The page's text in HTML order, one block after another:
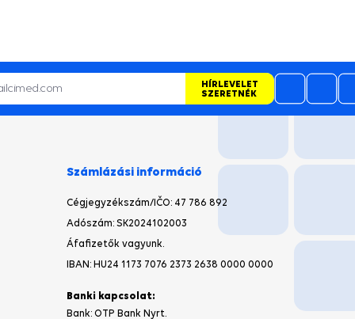
HÍRLEVELET
SZERETNÉK
Számlázási információ
Cégjegyzékszám/IČO: 47 786 892
Adószám: SK2024102003
Áfafizetők vagyunk.
IBAN: HU24 1173 7076 2373 2638 0000 0000
Banki kapcsolat:
Bank: OTP Bank Nyrt.